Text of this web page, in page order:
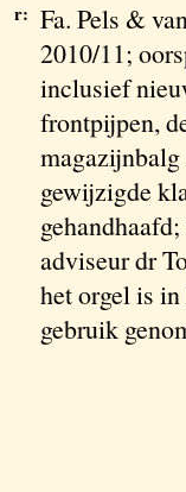
r: Fa. Pels &
2010/11;
inclusief
frontpijpen,
gewijzigde
adviseur dr
het orgel is
gebruik